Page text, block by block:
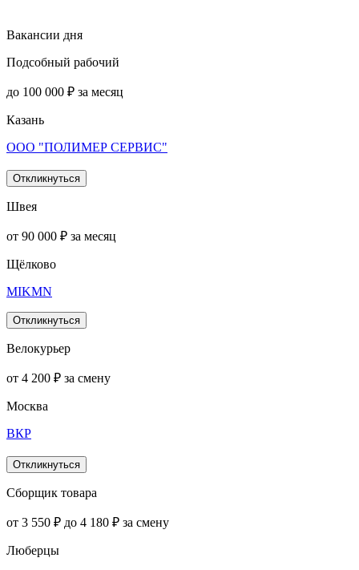
Вакансии дня
Подсобный рабочий
до 100 000 ₽ за месяц
Казань
ООО "ПОЛИМЕР СЕРВИС"
Откликнуться
Швея
от 90 000 ₽ за месяц
Щёлково
MIKMN
Откликнуться
Велокурьер
от 4 200 ₽ за смену
Москва
ВКР
Откликнуться
Сборщик товара
от 3 550 ₽ до 4 180 ₽ за смену
Люберцы